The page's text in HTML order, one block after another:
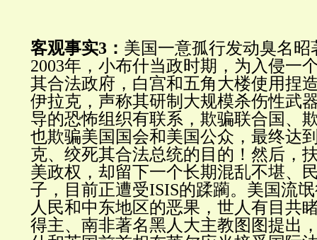
客观事实3： 美国一意孤行发动臭名
2003年，小布什当政时期，为入侵一
其合法政府，白宫和五角大楼使用捏
伊拉克，声称其研制大规模杀伤性武
导的恐怖组织有联系，欺骗联合国、
也欺骗美国国会和美国公众，最终达
克、绞死其合法总统的目的！然后，
美政权，却留下一个长期混乱不堪、
子，目前正遭受ISIS的蹂躏。美国流
人民和中东地区的恶果，世人有目共
得主、南非著名黑人大主教图图提出